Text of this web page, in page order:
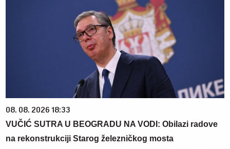
08. 08. 2026 18:33
VUČIĆ SUTRA U BEOGRADU NA VODI: Obilazi radove
na rekonstrukciji Starog železničkog mosta